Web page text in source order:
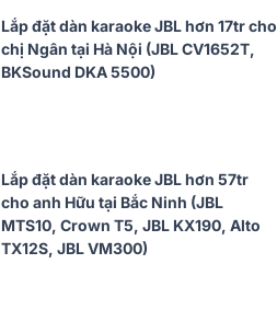
Lắp đặt dàn karaoke JBL hơn 17tr cho
chị Ngân tại Hà Nội (JBL CV1652T,
BKSound DKA 5500)
Lắp đặt dàn karaoke JBL hơn 57tr
cho anh Hữu tại Bắc Ninh (JBL
MTS10, Crown T5, JBL KX190, Alto
TX12S, JBL VM300)